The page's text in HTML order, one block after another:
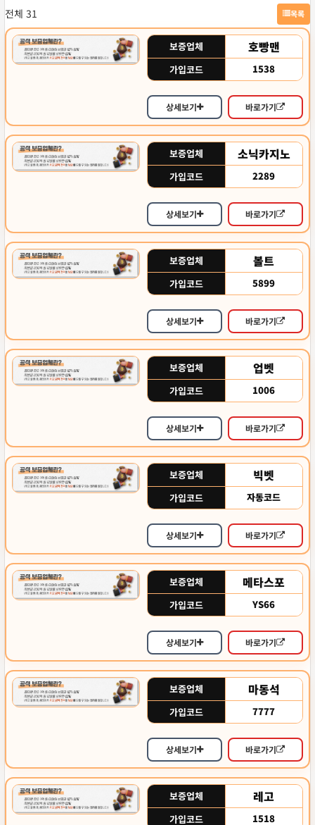
리
님
의
댓
전체 31 목록
보증업체 호빵맨
가입코드 1538
상세보기 바로가기
보증업체 소닉카지노
가입코드 2289
상세보기 바로가기
보증업체 볼트
가입코드 5899
상세보기 바로가기
보증업체 업벳
가입코드 1006
상세보기 바로가기
보증업체 빅벳
가입코드 자동코드
상세보기 바로가기
보증업체 메타스포
가입코드 YS66
상세보기 바로가기
보증업체 마동석
가입코드 7777
상세보기 바로가기
보증업체 레고
가입코드 1518